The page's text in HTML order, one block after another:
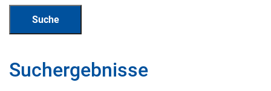
Suchergebnisse